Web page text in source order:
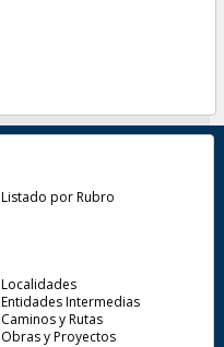
Listado por Rubro
Localidades
Entidades Intermedias
Caminos y Rutas
Obras y Proyectos